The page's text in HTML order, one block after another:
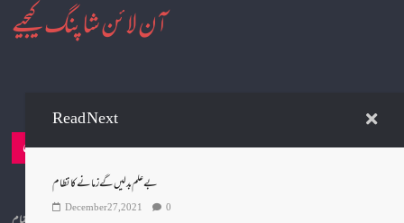
آن لائن شاپنگ کیجیے
یاد رکھیں رابطہ
Read Next
بے علم بدلیں گے زمانے کا نظام
December 27, 2021 0